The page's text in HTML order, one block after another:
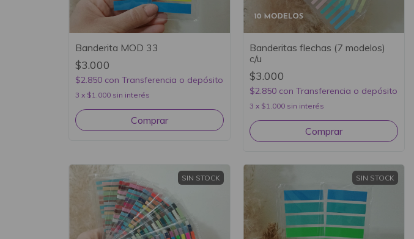
Banderita MOD 33
$3.000
$2.850 con Transferencia o depósito
3 x $1.000 sin interés
Banderitas flechas (7 modelos)
c/u
$3.000
$2.850 con Transferencia o depósito
3 x $1.000 sin interés
SIN STOCK SIN STOCK